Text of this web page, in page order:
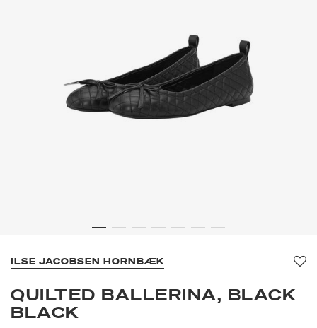
ILSE JACOBSEN HORNBÆK
QUILTED BALLERINA, BLACK
BLACK